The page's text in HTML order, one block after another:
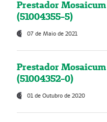
Prestador
(51004355-5)
07 de Maio de 2021
Prestador
(51004352-0)
01 de Outubro de 2020